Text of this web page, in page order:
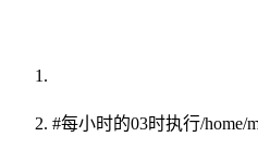
#每小时的03时执行/home/